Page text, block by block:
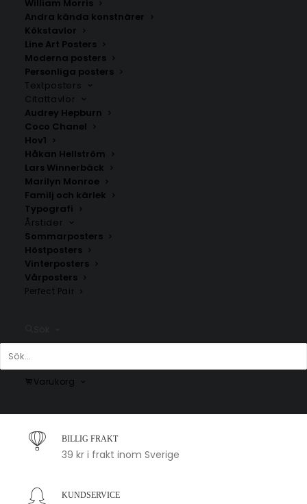
William Morris
Andra kända konstnärer
Kökstavlor
Line Art Posters
Moderna posters
Personliga posters
Textposters
Citattavlor
Audrey Hepburn
Coco Chanel
Hov1
Håkan Hellström
Lars Winnerbäck
Marilyn Monroe
Familj och kärlek
Typografi
Årstider
Sommarposters
Höstposters
Vinterposters
Vårposters
Perfect Pair
Varukorg
Winter Coffee Flight
Kaffeposter
Fr.149.00kr
Olivkvistar Poster
Fr.99.00
SNABB LEVERANS
BILLIG FRAKT
39 kr i frakt inom Sverige
KUNDSERVICE